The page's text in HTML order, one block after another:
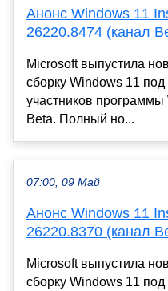
Анонс Windows 11
26220.8474 (канал
Microsoft выпустила
сборку Windows 11
участников
Beta. Полный но...
07:00, 09 Май
Анонс Windows 11
26220.8370 (канал
Microsoft выпустила
сборку Windows 11